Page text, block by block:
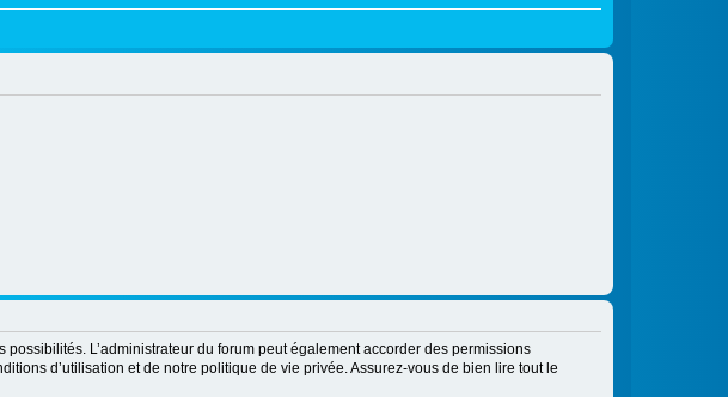
L’administrateur du forum peut également accorder des permissions
d’utilisation et de notre politique de vie privée. Assurez-vous de bien lire tout le